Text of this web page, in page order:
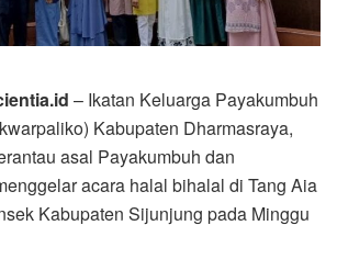
– Ikatan Keluarga Payakumbuh
Kabupaten Dharmasraya,
asal Payakumbuh dan
acara halal bihalal di Tang Aia
Kabupaten Sijunjung pada Minggu